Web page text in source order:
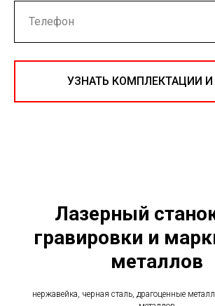
УЗНАТЬ КОМПЛЕКТАЦИИ
Лазерный
гравировки и
металлов
нержавейка, черная сталь, драгоценные